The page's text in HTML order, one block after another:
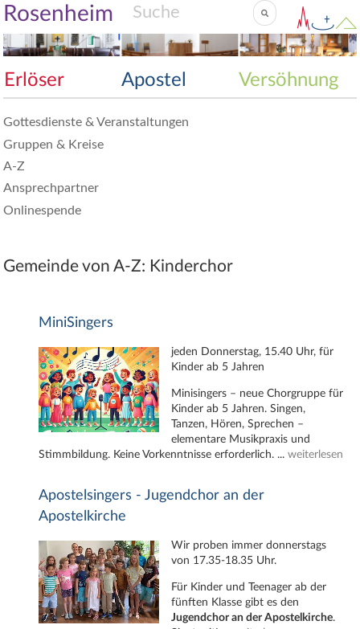
Rosenheim
Erlöser Apostel Versöhnung
Gottesdienste & Veranstaltungen
Gruppen & Kreise
A-Z
Ansprechpartner
Onlinespende
Gemeinde von A-Z: Kinderchor
MiniSingers
jeden Donnerstag, 15.40 Uhr, für
Kinder ab 5 Jahren
Minisingers – neue Chorgruppe für
Kinder ab 5 Jahren. Singen,
Tanzen, Hören, Sprechen –
elementare Musikpraxis und
Stimmbildung. Keine Vorkenntnisse erforderlich. ...weiterlesen
Apostelsingers - Jugendchor an der
Apostelkirche
Wir proben immer donnerstags
von 17.35-18.35 Uhr.
Für Kinder und Teenager ab der
fünften Klasse gibt es den
Jugendchor an der Apostelkirche.